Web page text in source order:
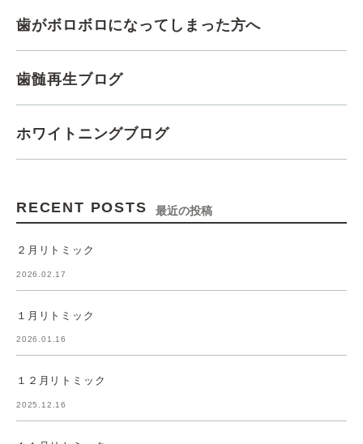
歯がボロボロになってしまった方へ
歯髄再生ブログ
ホワイトニングブログ
RECENT POSTS 最近の投稿
２月リトミック
2026.02.17
１月リトミック
2026.01.16
１２月リトミック
2025.12.16